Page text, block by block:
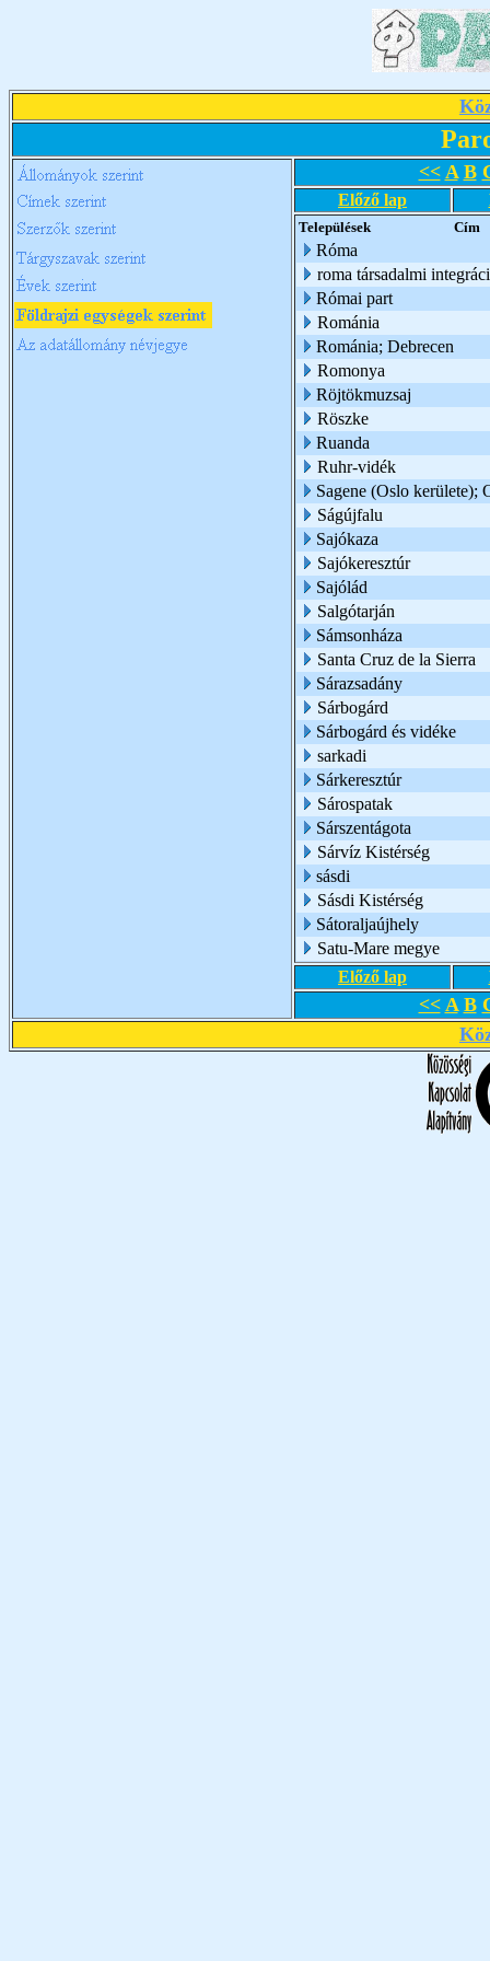
<< A B
Előző lap
Települések Cím
Róma
roma társadalmi
Római part
Románia
Románia; Debrecen
Romonya
Röjtökmuzsaj
Röszke
Ruanda
Ruhr-vidék
Sagene (Oslo kerülete);
Ságújfalu
Sajókaza
Sajókeresztúr
Sajólád
Salgótarján
Sámsonháza
Santa Cruz de la Sierra
Sárazsadány
Sárbogárd
Sárbogárd és vidéke
sarkadi
Sárkeresztúr
Sárospatak
Sárszentágota
Sárvíz Kistérség
sásdi
Sásdi Kistérség
Sátoraljaújhely
Satu-Mare megye
Előző lap
<< A B